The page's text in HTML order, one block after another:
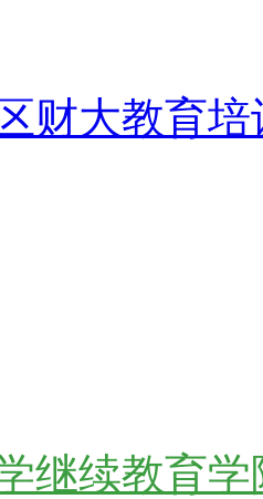
财大教育培
继续教育学